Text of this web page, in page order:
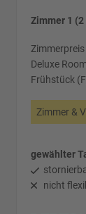
Zimmer 1
Deluxe
Frühstück
Zimmer &
gewählter
nicht